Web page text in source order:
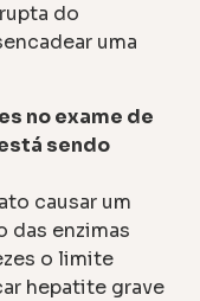
do
uma
no exame de
sendo
causar um
das enzimas
o limite
hepatite grave